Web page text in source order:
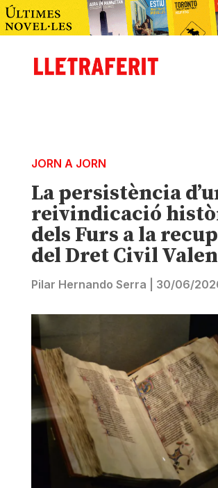
JORN A JORN
La persistència
reivindicació
dels Furs a la
del Dret Civil
Pilar Hernando Serra 30/06/